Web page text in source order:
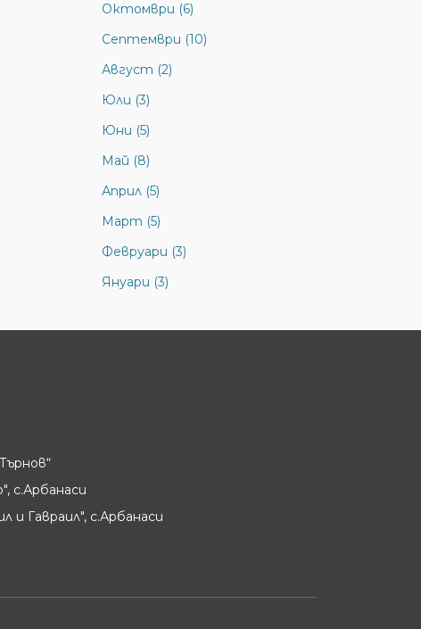
Октомври (6)
Септември (10)
Август (2)
Юли (3)
Юни (5)
Май (8)
Април (5)
Март (5)
Февруари (3)
Януари (3)
с.Арбанаси
и Гавраил", с.Арбанаси